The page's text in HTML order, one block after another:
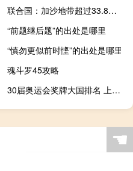
联合国：加沙地带超过33.8万巴勒斯坦人流离失所
“前题继后题”的出处是哪里
“慎勿更似前时悭”的出处是哪里
魂斗罗45攻略
30届奥运会奖牌大国排名 上届奥运会奖牌榜排名
☚